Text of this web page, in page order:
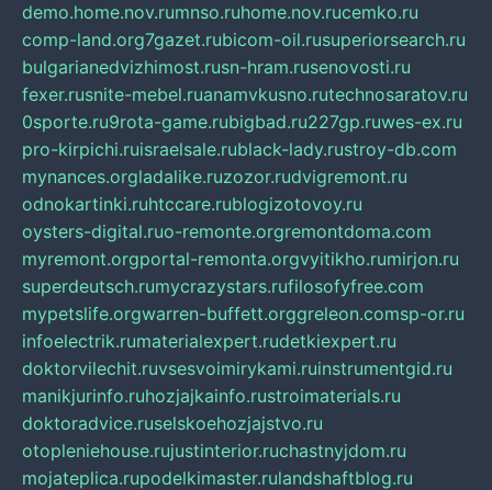
demo.home.nov.rumnso.ruhome.nov.rucemko.ru
comp-land.org7gazet.rubicom-oil.rusuperiorsearch.ru
bulgarianedvizhimost.rusn-hram.rusenovosti.ru
fexer.rusnite-mebel.ruanamvkusno.rutechnosaratov.ru
0sporte.ru9rota-game.rubigbad.ru227gp.ruwes-ex.ru
pro-kirpichi.ruisraelsale.rublack-lady.rustroy-db.com
mynances.orgladalike.ruzozor.rudvigremont.ru
odnokartinki.ruhtccare.rublogizotovoy.ru
oysters-digital.ruo-remonte.orgremontdoma.com
myremont.orgportal-remonta.orgvyitikho.rumirjon.ru
superdeutsch.rumycrazystars.rufilosofyfree.com
mypetslife.orgwarren-buffett.orggreleon.comsp-or.ru
infoelectrik.rumaterialexpert.rudetkiexpert.ru
doktorvilechit.ruvsesvoimirykami.ruinstrumentgid.ru
manikjurinfo.ruhozjajkainfo.rustroimaterials.ru
doktoradvice.ruselskoehozjajstvo.ru
otopleniehouse.rujustinterior.ruchastnyjdom.ru
mojateplica.rupodelkimaster.rulandshaftblog.ru